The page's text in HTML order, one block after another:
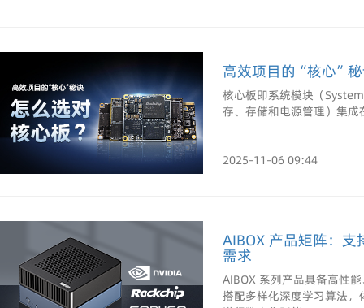
高效项目的“核心”
核心板即系统模块（
存、存储和电源管理）集
2025-11-06 09:44
AIBOX 产品矩阵：
需求
AIBOX 系列产品具备高性
搭配多样化深度学习算法